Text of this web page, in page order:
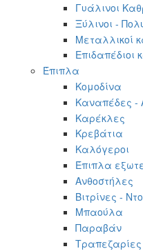
Γυάλινοι
Ξύλινοι -
Μεταλλικοί
Επιδαπέδιοι
Έπιπλα
Κομοδίνα
Καναπέδες -
Καρέκλες
Κρεβάτια
Καλόγεροι
Έπιπλα
Ανθοστήλες
Βιτρίνες -
Μπαούλα
Παραβάν
Τραπεζαρίες